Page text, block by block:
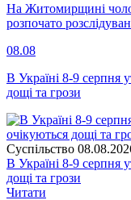
На Житомирщині
розпочато
08.08
В Україні 8-9 серпня
дощі та грози
Суспiльство
В Україні 8-9 серпня
дощі та грози
Читати